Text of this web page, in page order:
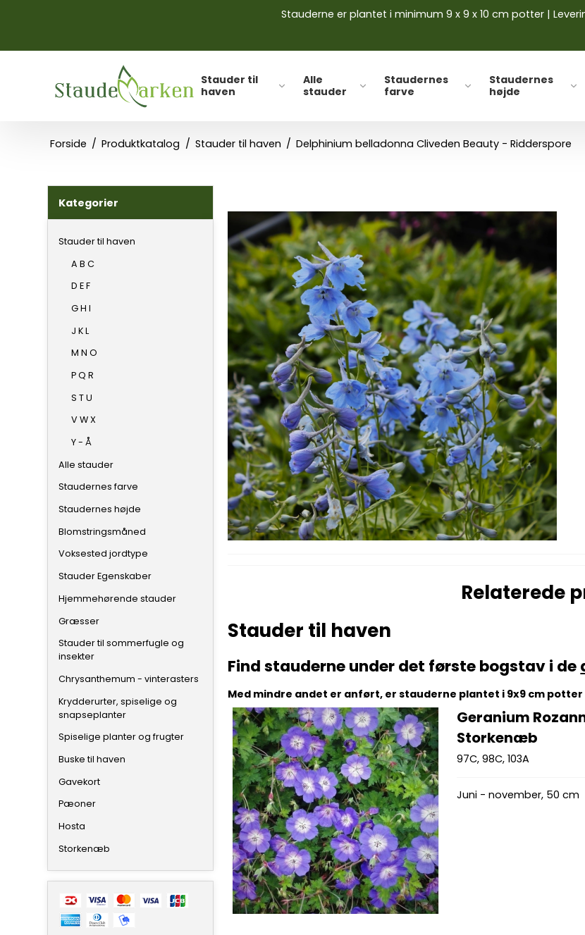
Stauderne er plantet i minimum 9 x 9 x 10 cm potter |
Stauder til
haven
Alle
stauder
Staudernes
farve
Staudernes
højde
Forside / Produktkatalog / Stauder til haven / Delphinium belladonna Cliveden Beauty - Ridderspore
Kategorier
Stauder til haven
A B C
D E F
G H I
J K L
M N O
P Q R
S T U
V W X
Y - Å
Alle stauder
Staudernes farve
Staudernes højde
Blomstringsmåned
Voksested jordtype
Stauder Egenskaber
Hjemmehørende stauder
Græsser
Stauder til sommerfugle og
insekter
Chrysanthemum - vinterasters
Krydderurter, spiselige og
snapseplanter
Spiselige planter og frugter
Buske til haven
Gavekort
Pæoner
Hosta
Storkenæb
Relaterede
Stauder til haven
Find stauderne under det første bogstav i de
Med mindre andet er anført, er stauderne plantet i 9x9 cm potter
Geranium
Storkenæb
97C, 98C, 103A
Juni - november, 50 cm